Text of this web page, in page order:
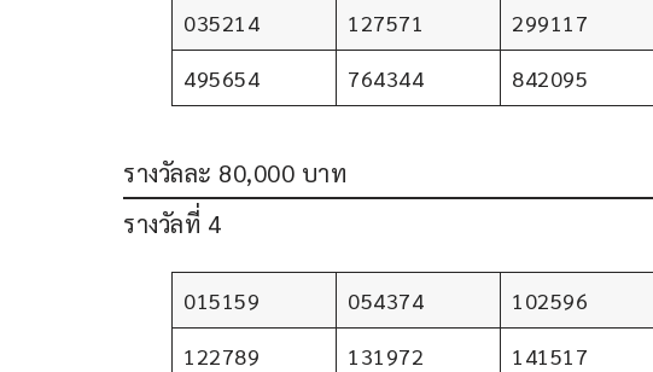
035214 127571 299117
495654
764344 842095
รางวัลละ 80,000 บาท
รางวัลที่ 4
015159 054374 102596
122789
131972 141517